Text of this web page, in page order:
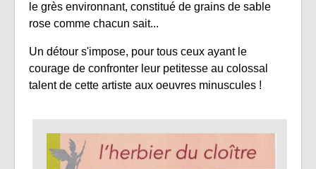
le grès environnant, constitué de grains de sable
rose comme chacun sait...
Un détour s'impose, pour tous ceux ayant le
courage de confronter leur petitesse au colossal
talent de cette artiste aux oeuvres minuscules !